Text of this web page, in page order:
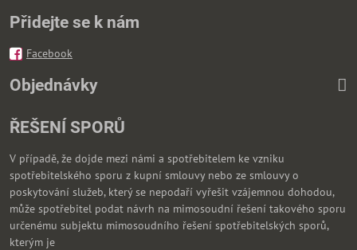
Přidejte se k nám
Facebook
Objednávky
ŘEŠENÍ SPORŮ
V případě, že dojde mezi námi a spotřebitelem ke vzniku
spotřebitelského sporu z kupní smlouvy nebo ze smlouvy o
poskytování služeb, který se nepodaří vyřešit vzájemnou dohodou,
může spotřebitel podat návrh na mimosoudní řešení takového sporu
určenému subjektu mimosoudního řešení spotřebitelských sporů,
kterým je